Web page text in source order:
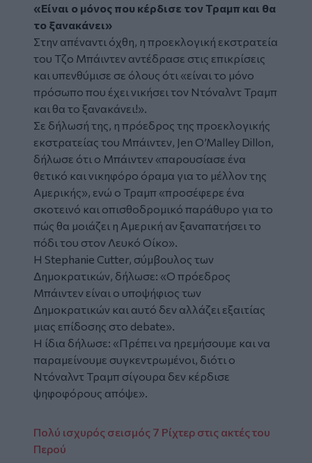
«Είναι ο μόνος που κέρδισε τον Τραμπ και θα
το ξανακάνει»
Στην απέναντι όχθη, η προεκλογική εκστρατεία
του Τζο Μπάιντεν αντέδρασε στις επικρίσεις
και υπενθύμισε σε όλους ότι «είναι το μόνο
πρόσωπο που έχει νικήσει τον Ντόναλντ Τραμπ
και θα το ξανακάνει!».
Σε δήλωσή της, η πρόεδρος της προεκλογικής
εκστρατείας του Μπάιντεν, Jen O’Malley Dillon,
δήλωσε ότι ο Μπάιντεν «παρουσίασε ένα
θετικό και νικηφόρο όραμα για το μέλλον της
Αμερικής», ενώ ο Τραμπ «προσέφερε ένα
σκοτεινό και οπισθοδρομικό παράθυρο για το
πώς θα μοιάζει η Αμερική αν ξαναπατήσει το
πόδι του στον Λευκό Οίκο».
Η Stephanie Cutter, σύμβουλος των
Δημοκρατικών, δήλωσε: «Ο πρόεδρος
Μπάιντεν είναι ο υποψήφιος των
Δημοκρατικών και αυτό δεν αλλάζει εξαιτίας
μιας επίδοσης στο debate».
Η ίδια δήλωσε: «Πρέπει να ηρεμήσουμε και να
παραμείνουμε συγκεντρωμένοι, διότι ο
Ντόναλντ Τραμπ σίγουρα δεν κέρδισε
ψηφοφόρους απόψε».
Πολύ ισχυρός σεισμός 7 Ρίχτερ στις ακτές του
Περού